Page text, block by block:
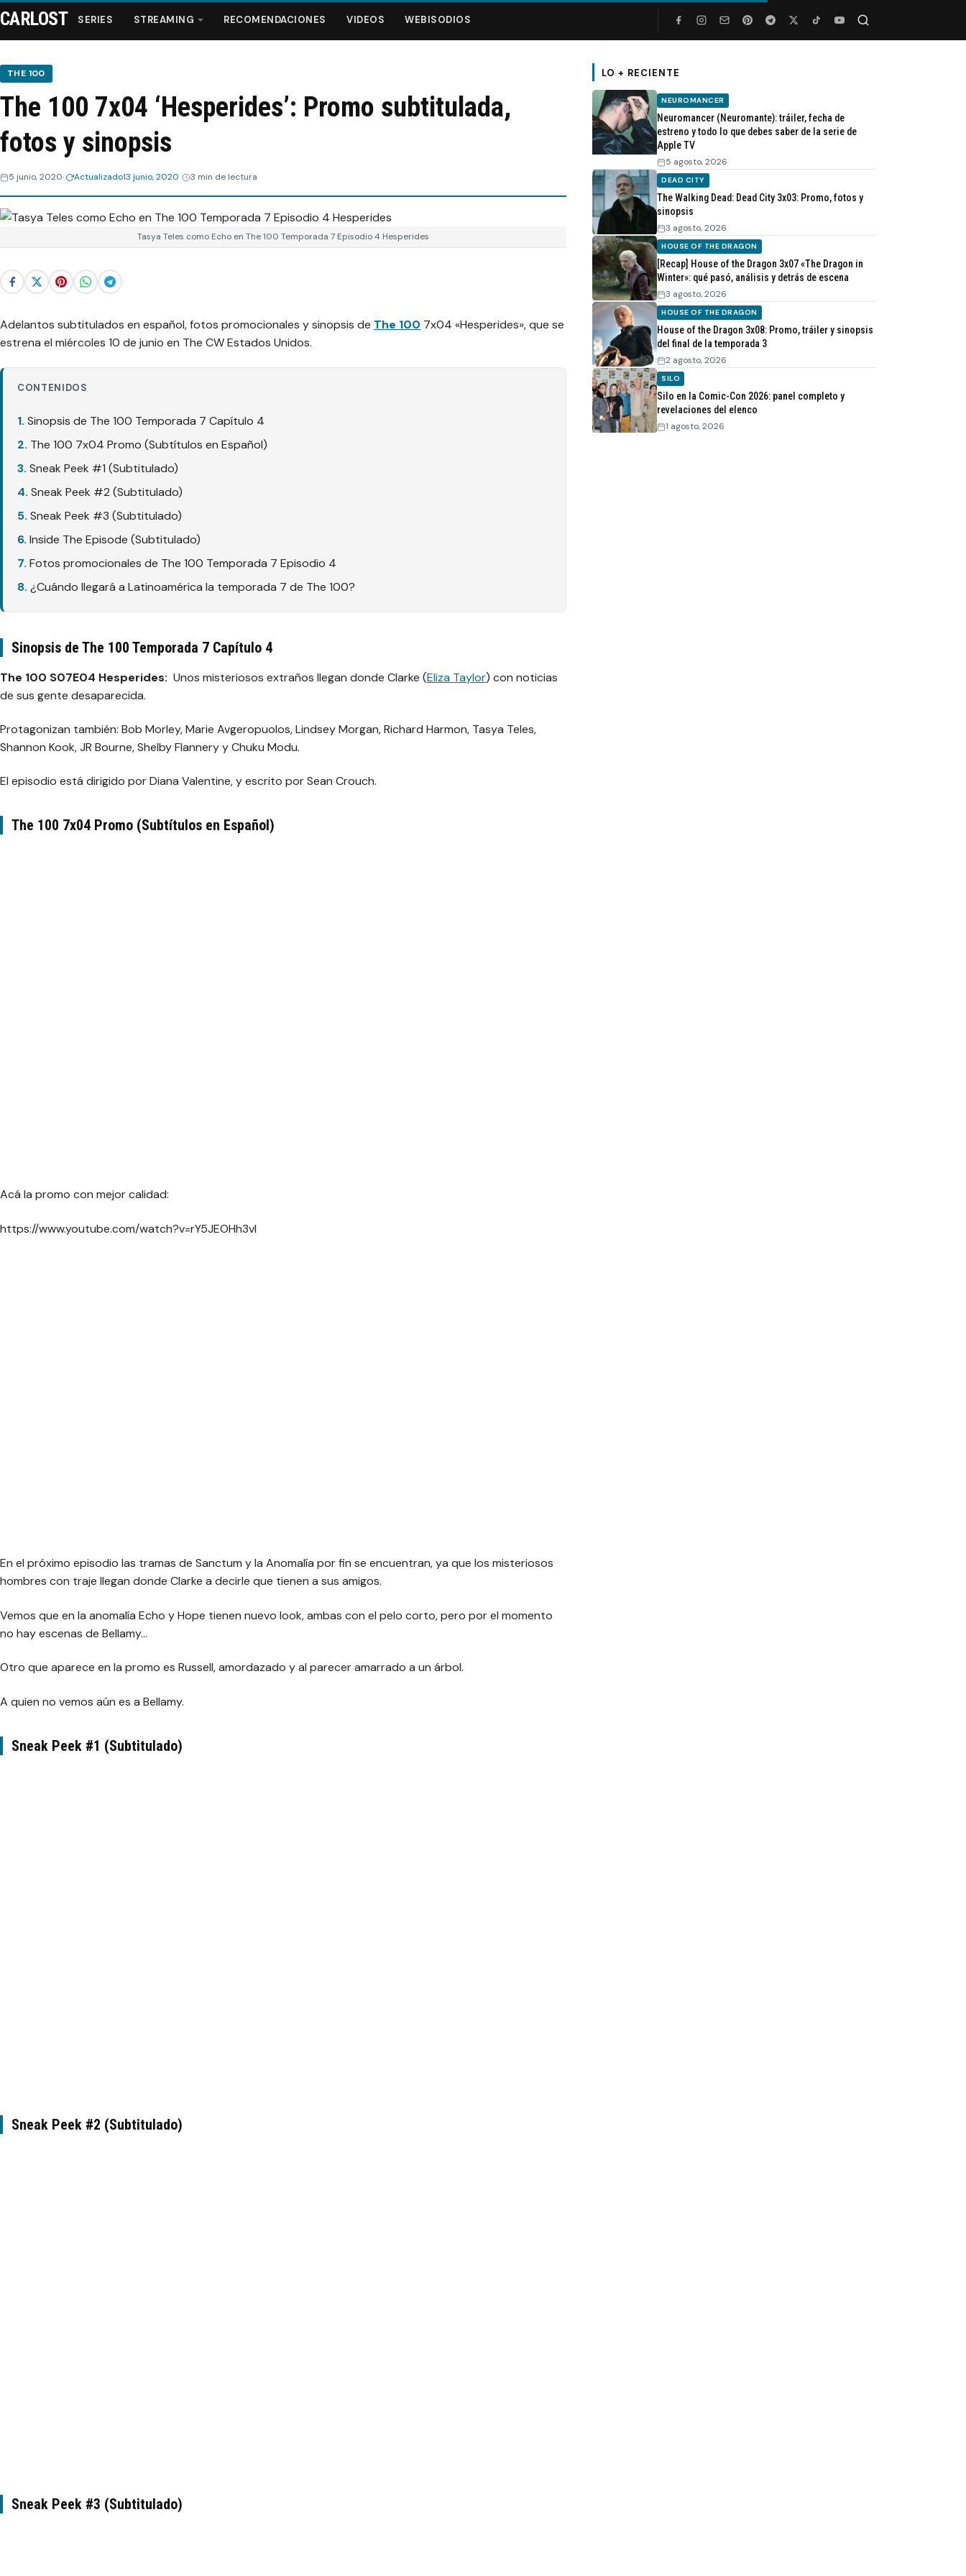
Series
Streaming
Videos
Webisodios
CARLOST SERIES STREAMING RECOMENDACIONES VIDEOS WEBISODIOS
THE 100
The 100 7x04 ‘Hesperides’: Promo subtitulada,
fotos y sinopsis
5 junio, 2020 Actualizado13 junio, 2020 3 min de lectura
Tasya Teles como Echo en The 100 Temporada 7 Episodio 4 Hesperides
Adelantos subtitulados en español, fotos promocionales y sinopsis de The 100 7x04 «Hesperides», que se
estrena el miércoles 10 de junio en The CW Estados Unidos.
CONTENIDOS
Sinopsis de The 100 Temporada 7 Capítulo 4
The 100 7x04 Promo (Subtítulos en Español)
Sneak Peek #1 (Subtitulado)
Sneak Peek #2 (Subtitulado)
Sneak Peek #3 (Subtitulado)
Inside The Episode (Subtitulado)
Fotos promocionales de The 100 Temporada 7 Episodio 4
¿Cuándo llegará a Latinoamérica la temporada 7 de The 100?
Sinopsis de The 100 Temporada 7 Capítulo 4
The 100 S07E04 Hesperides: Unos misteriosos extraños llegan donde Clarke (Eliza Taylor) con noticias
de sus gente desaparecida.
Protagonizan también: Bob Morley, Marie Avgeropuolos, Lindsey Morgan, Richard Harmon, Tasya Teles,
Shannon Kook, JR Bourne, Shelby Flannery y Chuku Modu.
El episodio está dirigido por Diana Valentine, y escrito por Sean Crouch.
The 100 7x04 Promo (Subtítulos en Español)
Acá la promo con mejor calidad:
https://www.youtube.com/watch?v=rY5JEOHh3vI
En el próximo episodio las tramas de Sanctum y la Anomalía por fin se encuentran, ya que los misteriosos
hombres con traje llegan donde Clarke a decirle que tienen a sus amigos.
Vemos que en la anomalía Echo y Hope tienen nuevo look, ambas con el pelo corto, pero por el momento
no hay escenas de Bellamy…
Otro que aparece en la promo es Russell, amordazado y al parecer amarrado a un árbol.
A quien no vemos aún es a Bellamy.
Sneak Peek #1 (Subtitulado)
Sneak Peek #2 (Subtitulado)
Sneak Peek #3 (Subtitulado)
LO + RECIENTE
NEUROMANCER
Neuromancer (Neuromante): tráiler, fecha de
estreno y todo lo que debes saber de la serie de
Apple TV
5 agosto, 2026
DEAD CITY
The Walking Dead: Dead City 3x03: Promo, fotos y
sinopsis
3 agosto, 2026
HOUSE OF THE DRAGON
[Recap] House of the Dragon 3x07 «The Dragon in
Winter»: qué pasó, análisis y detrás de escena
3 agosto, 2026
HOUSE OF THE DRAGON
House of the Dragon 3x08: Promo, tráiler y sinopsis
del final de la temporada 3
2 agosto, 2026
SILO
Silo en la Comic-Con 2026: panel completo y
revelaciones del elenco
1 agosto, 2026